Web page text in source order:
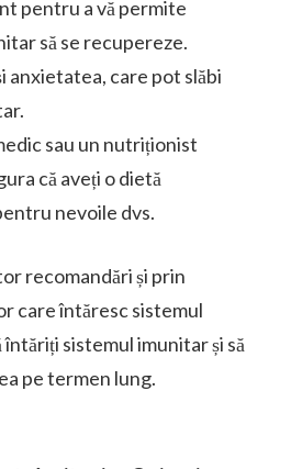
pentru a vă permite
să se recupereze.
anxietatea, care pot slăbi
sau un nutriționist
că aveți o dietă
nevoile dvs.
recomandări și prin
care întăresc sistemul
sistemul imunitar și să
pe termen lung.